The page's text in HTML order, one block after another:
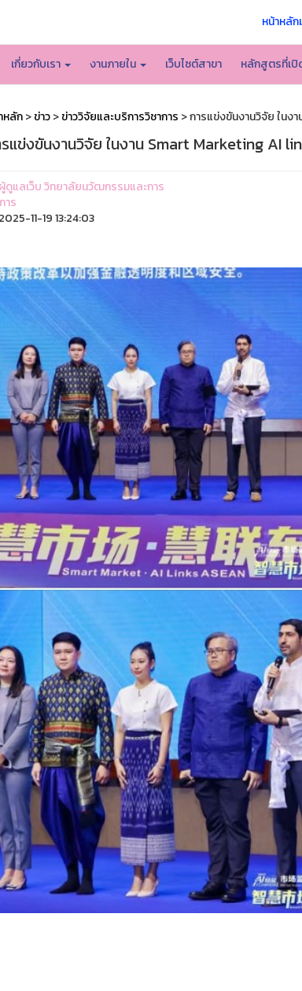
หน้าหลั
เกี่ยวกับเรา งานภายใน เว็บไซต์สาขา หลักสูตรที่เ
หลัก>ข่าว>ข่าววิจัยและบริการวิชาการ > การแข่งขันงานวิจัย ในง
แข่งขันงานวิจัย ในงาน Smart Marketing AI
แลเว็บ วิทยาลัยนวัฒกรรมและการ
าร
11-19 13:24:03